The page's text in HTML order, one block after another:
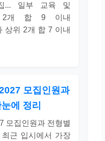
... 일부 교육 및
2개 합 9 이내
상위 2개 합 7 이내
모집인원과
에 정리
모집인원과 전형별
근 입시에서 가장